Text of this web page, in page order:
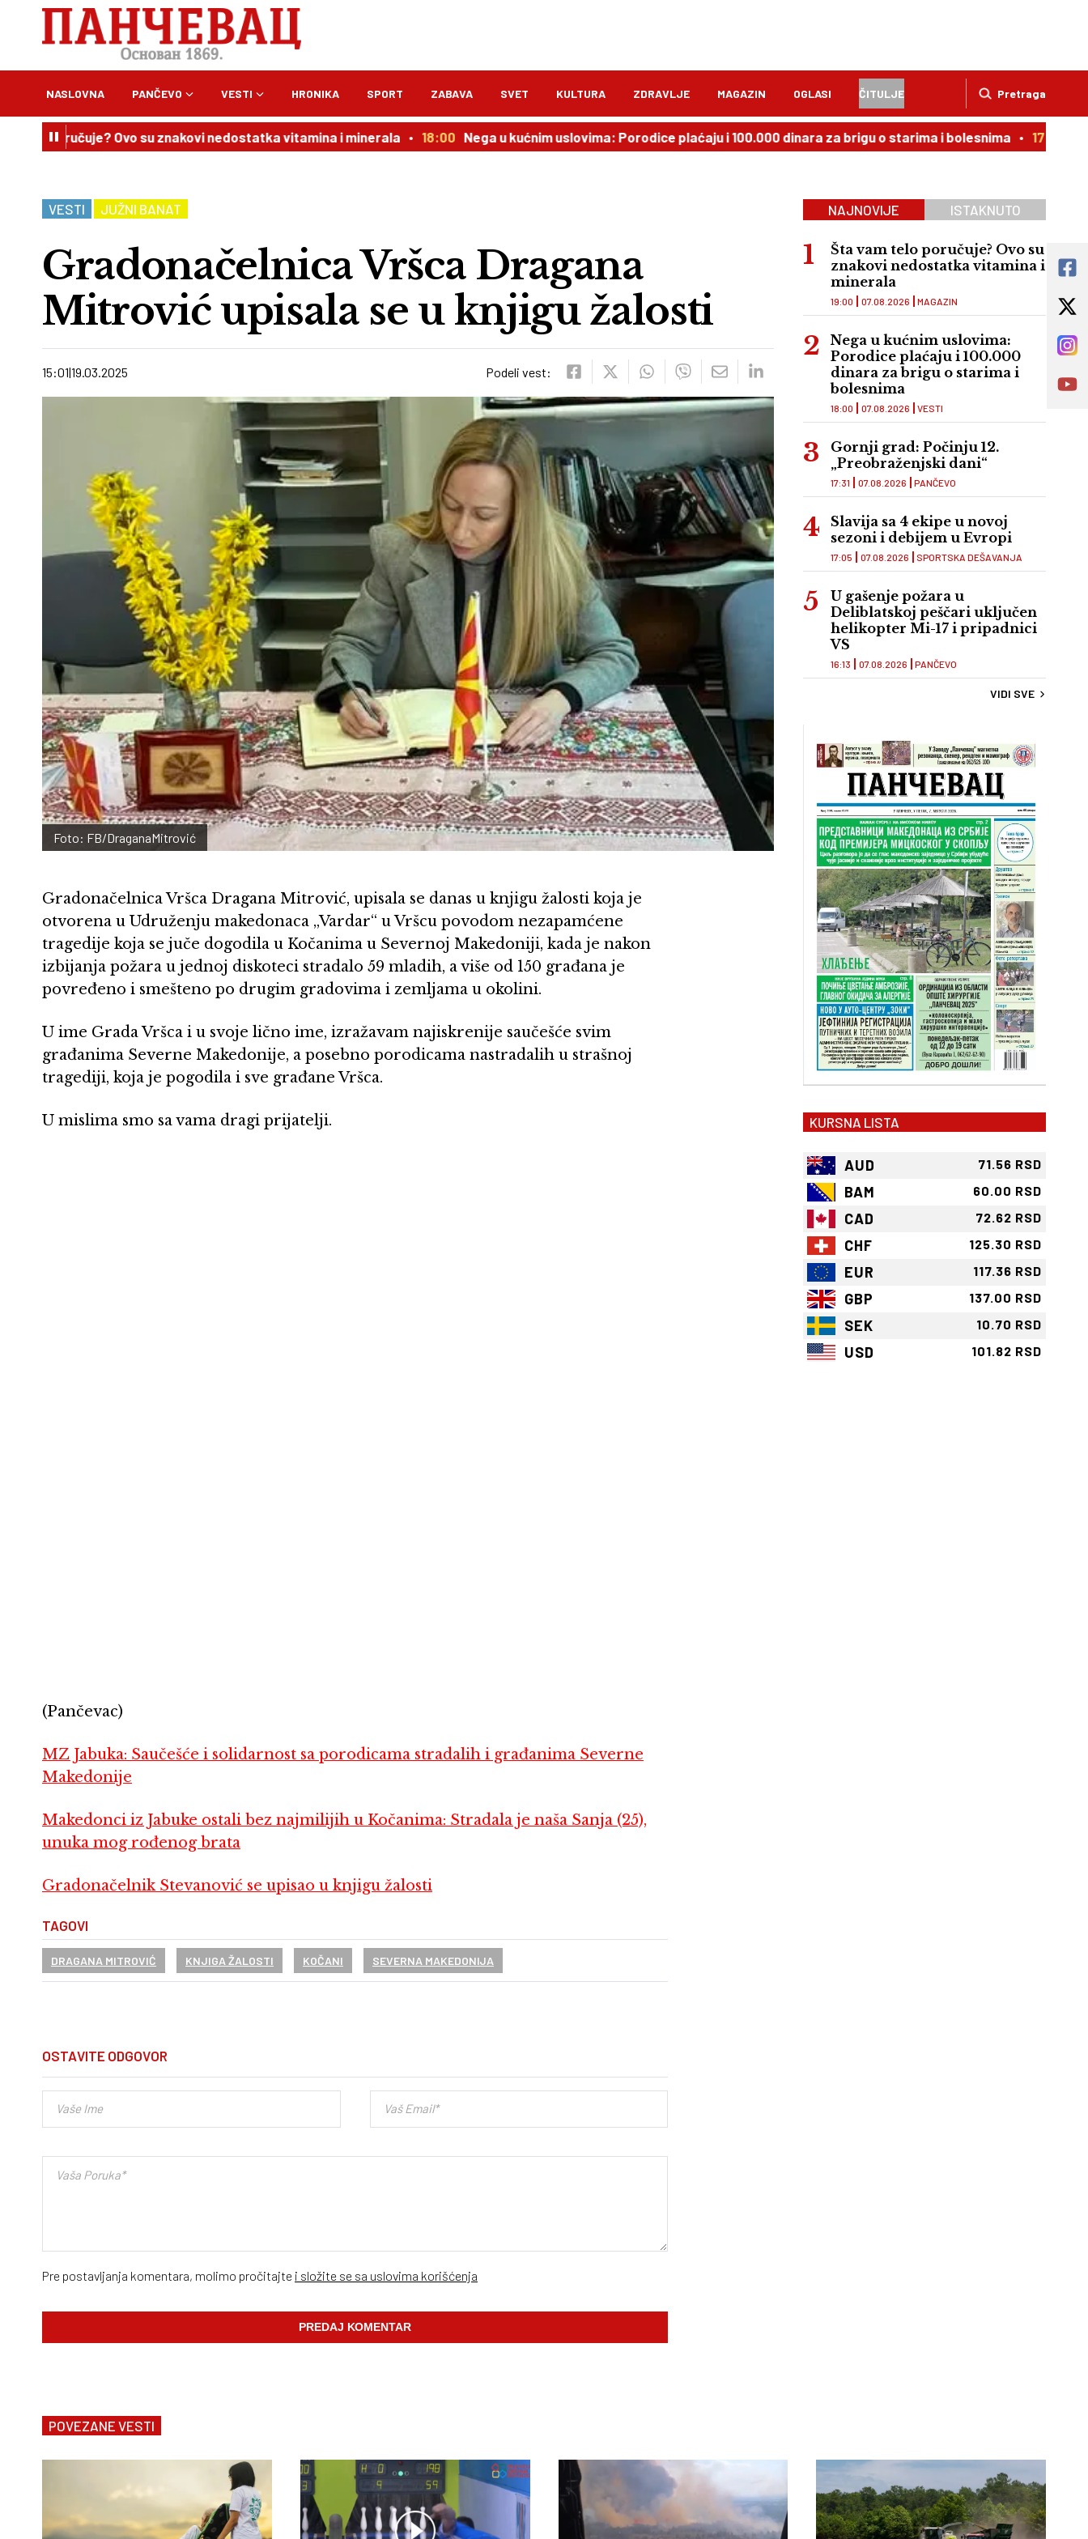
Pretraga
NASLOVNA PANČEVO VESTI HRONIKA SPORT ZABAVA SVET KULTURA ZDRAVLJE MAGAZIN OGLASI ČITULJE
Ovo su znakovi nedostatka vitamina i minerala 18:00 Nega u kućnim uslovima: Porodice plaćaju i 100.000 dinara za brigu o starima i bolesnima 17:31 Gornji
VESTI JUŽNI BANAT
Gradonačelnica Vršca Dragana
Mitrović upisala se u knjigu žalosti
15:01 19.03.2025 Podeli vest:
Foto: FB/DraganaMitrović
Gradonačelnica Vršca Dragana Mitrović, upisala se danas u knjigu žalosti koja je
otvorena u Udruženju makedonaca „Vardar“ u Vršcu povodom nezapamćene
tragedije koja se juče dogodila u Kočanima u Severnoj Makedoniji, kada je nakon
izbijanja požara u jednoj diskoteci stradalo 59 mladih, a više od 150 građana je
povređeno i smešteno po drugim gradovima i zemljama u okolini.
U ime Grada Vršca i u svoje lično ime, izražavam najiskrenije saučešće svim
građanima Severne Makedonije, a posebno porodicama nastradalih u strašnoj
tragediji, koja je pogodila i sve građane Vršca.
U mislima smo sa vama dragi prijatelji.
(Pančevac)
MZ Jabuka: Saučešće i solidarnost sa porodicama stradalih i građanima Severne
Makedonije
Makedonci iz Jabuke ostali bez najmilijih u Kočanima: Stradala je naša Sanja (25),
unuka mog rođenog brata
Gradonačelnik Stevanović se upisao u knjigu žalosti
TAGOVI
DRAGANA MITROVIĆ KNJIGA ŽALOSTI KOČANI SEVERNA MAKEDONIJA
OSTAVITE ODGOVOR
Pre postavljanja komentara, molimo pročitajte i složite se sa uslovima korišćenja
NAJNOVIJE ISTAKNUTO
Šta vam telo poručuje? Ovo su
znakovi nedostatka vitamina i
minerala
MAGAZIN
19:00 07.08.2026
Nega u kućnim uslovima:
Porodice plaćaju i 100.000
dinara za brigu o starima i
bolesnima
VESTI
18:00 07.08.2026
Gornji grad: Počinju 12.
„Preobraženjski dani“
PANČEVO
17:31 07.08.2026
Slavija sa 4 ekipe u novoj
sezoni i debijem u Evropi
SPORTSKA DEŠAVANJA
17:05 07.08.2026
U gašenje požara u
Deliblatskoj peščari uključen
helikopter Mi-17 i pripadnici
VS
PANČEVO
16:13 07.08.2026
VIDI SVE
KURSNA LISTA
AUD 71.56 RSD
BAM 60.00 RSD
CAD 72.62 RSD
CHF 125.30 RSD
EUR 117.36 RSD
GBP 137.00 RSD
SEK 10.70 RSD
USD 101.82 RSD
POVEZANE VESTI